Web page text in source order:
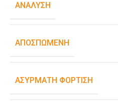
ΑΝΆΛΥΣΗ
ΑΠΟΣΠΏΜΕΝΗ
ΑΣΎΡΜΑΤΗ ΦΌΡΤΙΣΗ